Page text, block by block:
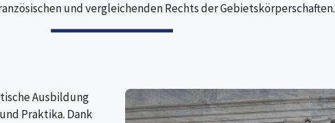
und vergleichenden Rechts der Gebietskörperschaften.
Ausbildung
Praktika. Dank